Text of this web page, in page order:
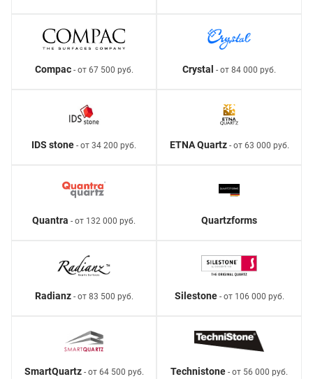
Compac- от 67 500 руб. Crystal - от 84 000 руб.
IDS stone - от 34 200 руб. ETNA Quartz- от 63 000 руб.
Quantra - от 132 000 руб. Quartzforms
Radianz- от 83 500 руб. Silestone- от 106 000 руб.
SmartQuartz- от 64 500 руб. Technistone - от 56 000 руб.